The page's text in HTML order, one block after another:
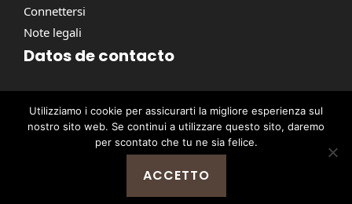
Connettersi
Note legali
Datos de contacto
contact@pausacaffe.net
+39 06 9453 2781
@ 2026 | © Tutti i diritti riservati -
Utilizziamo i cookie per assicurarti la migliore esperienza sul
nostro sito web. Se continui a utilizzare questo sito, daremo
per scontato che tu ne sia felice.
ACCETTO